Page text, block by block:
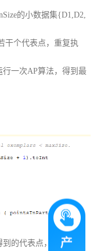
的小数据集{D1,D2,
干个代表点，重复执
行一次AP算法，得到最
的代表点，保持了原